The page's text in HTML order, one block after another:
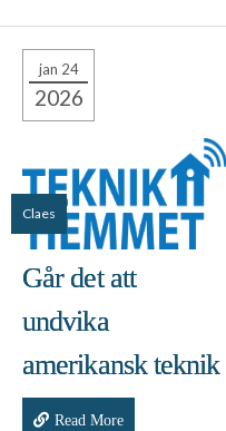
jan 24
2026
Claes
Går det att
undvika
amerikansk teknik
Read More